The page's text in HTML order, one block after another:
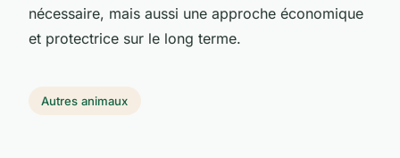
nécessaire, mais aussi une approche économique
et protectrice sur le long terme.
Autres animaux